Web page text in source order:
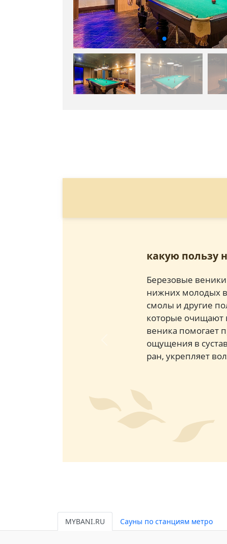
какую пользу
Березовые
нижних молодых
смолы и другие
которые очищают
веника помогает
ощущения в
ран, укрепляет
MYBANI.RU Сауны по станциям метро